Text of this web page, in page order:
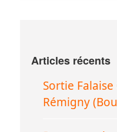
Articles récents
Sortie
Rémigny